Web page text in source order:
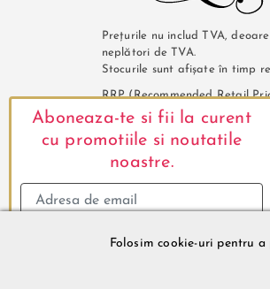
Prețurile nu includ TVA,
neplători de TVA.
Stocurile sunt afișate în timp
RRP (Recommended Retail
pretul de vanzare recomandat
furnizor.
Plată și securitate
Folosim cookie-uri pentru
Aboneaza-te si fii la curent
cu promotiile si noutatile
noastre.
Mă abonez